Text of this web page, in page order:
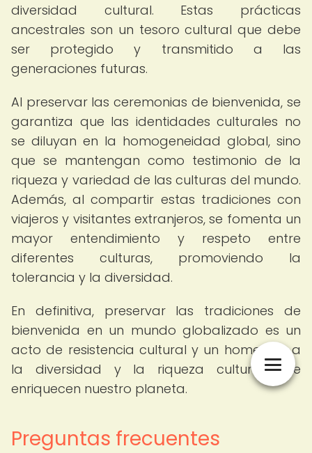
diversidad cultural. Estas prácticas
ancestrales son un tesoro cultural que debe
ser protegido y transmitido a las
generaciones futuras.
Al preservar las ceremonias de bienvenida, se
garantiza que las identidades culturales no
se diluyan en la homogeneidad global, sino
que se mantengan como testimonio de la
riqueza y variedad de las culturas del mundo.
Además, al compartir estas tradiciones con
viajeros y visitantes extranjeros, se fomenta un
mayor entendimiento y respeto entre
diferentes culturas, promoviendo la
tolerancia y la diversidad.
En definitiva, preservar las tradiciones de
bienvenida en un mundo globalizado es un
acto de resistencia cultural y un homenaje a
la diversidad y la riqueza cultural que
enriquecen nuestro planeta.
Preguntas frecuentes